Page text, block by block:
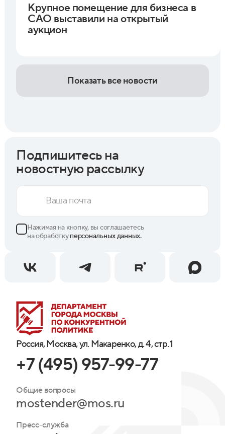
Крупное помещение для бизнеса в
САО выставили на открытый
аукцион
Показать все новости
Россия, Москва, ул. Макаренко, д. 4, стр. 1
+7 (495) 957-99-77
Общие вопросы
mostender@mos.ru
Пресс-служба
Подпишитесь на
новостную рассылку
Нажимая на кнопку, вы соглашаетесь
на обработкуперсональных данных.